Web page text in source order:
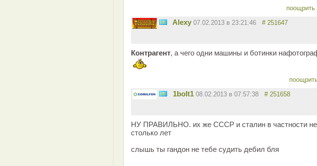
поощрить
Alexy 07.02.2013 в 23:21:46 # 251647
Контрагент, а чего одни машины и ботинки
1bolt1 08.02.2013 в 07:57:38 # 251658
НУ ПРАВИЛЬНО. их же СССР и сталин в частности
столько лет
слышь ты гандон не тебе судить дебил бля